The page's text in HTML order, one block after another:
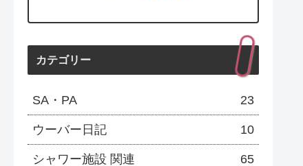
カテゴリー
SA・PA 23
ウーバー日記 10
シャワー施設 関連 65